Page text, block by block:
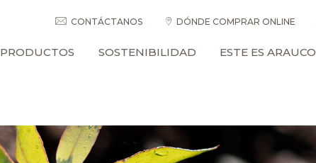
CONTÁCTANOS DÓNDE COMPRAR ONLINE
PRODUCTOS SOSTENIBILIDAD ESTE ES ARAUCO